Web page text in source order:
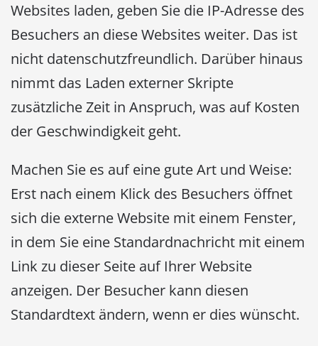
Websites laden, geben Sie die IP-Adresse des
Besuchers an diese Websites weiter. Das ist
nicht datenschutzfreundlich. Darüber hinaus
nimmt das Laden externer Skripte
zusätzliche Zeit in Anspruch, was auf Kosten
der Geschwindigkeit geht.
Machen Sie es auf eine gute Art und Weise:
Erst nach einem Klick des Besuchers öffnet
sich die externe Website mit einem Fenster,
in dem Sie eine Standardnachricht mit einem
Link zu dieser Seite auf Ihrer Website
anzeigen. Der Besucher kann diesen
Standardtext ändern, wenn er dies wünscht.